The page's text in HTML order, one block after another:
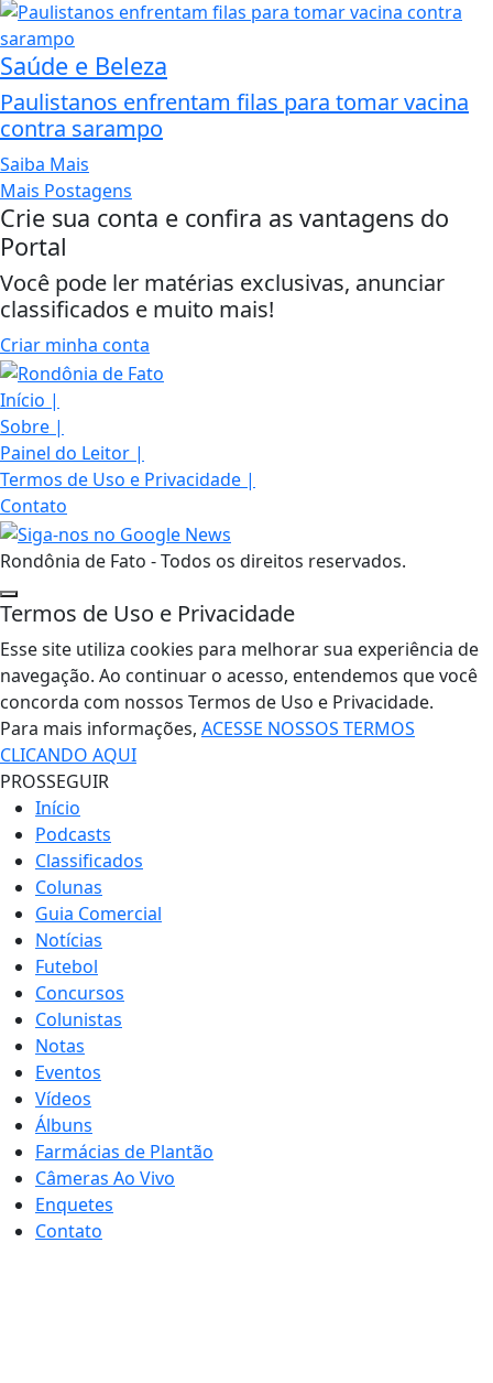
Saúde e Beleza
Paulistanos enfrentam filas para tomar vacina
contra sarampo
Saiba Mais
Mais Postagens
Crie sua conta e confira as vantagens do
Portal
Você pode ler matérias exclusivas, anunciar
classificados e muito mais!
Criar minha conta
Início |
Sobre |
Painel do Leitor |
Termos de Uso e Privacidade |
Contato
Rondônia de Fato - Todos os direitos reservados.
Termos de Uso e Privacidade
Esse site utiliza cookies para melhorar sua experiência de
navegação. Ao continuar o acesso, entendemos que você
concorda com nossos Termos de Uso e Privacidade.
Para mais informações, ACESSE NOSSOS TERMOS
CLICANDO AQUI
PROSSEGUIR
Início
Podcasts
Classificados
Colunas
Guia Comercial
Notícias
Futebol
Concursos
Colunistas
Notas
Eventos
Vídeos
Álbuns
Farmácias de Plantão
Câmeras Ao Vivo
Enquetes
Contato